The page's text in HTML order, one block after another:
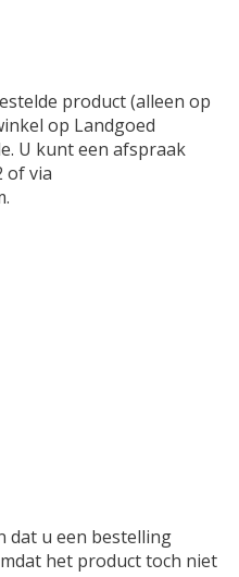
product (alleen op
op Landgoed
U kunt een afspraak
of via
.
dat u een bestelling
het product toch niet